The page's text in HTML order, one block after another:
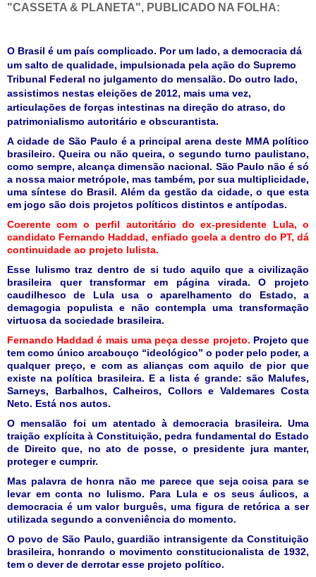
"CASSETA & PLANETA", PUBLICADO NA FOLHA:
O Brasil é um país complicado. Por um lado, a democracia dá
um salto de qualidade, impulsionada pela ação do Supremo
Tribunal Federal no julgamento do mensalão. Do outro lado,
assistimos nestas eleições de 2012, mais uma vez,
articulações de forças intestinas na direção do atraso, do
patrimonialismo autoritário e obscurantista.
A cidade de São Paulo é a principal arena deste MMA político
brasileiro. Queira ou não queira, o segundo turno paulistano,
como sempre, alcança dimensão nacional. São Paulo não é só
a nossa maior metrópole, mas também, por sua multiplicidade,
uma síntese do Brasil. Além da gestão da cidade, o que esta
em jogo são dois projetos políticos distintos e antípodas.
Coerente com o perfil autoritário do ex-presidente Lula, o
candidato Fernando Haddad, enfiado goela a dentro do PT, dá
continuidade ao projeto lulista.
Esse lulismo traz dentro de si tudo aquilo que a civilização
brasileira quer transformar em página virada. O projeto
caudilhesco de Lula usa o aparelhamento do Estado, a
demagogia populista e não contempla uma transformação
virtuosa da sociedade brasileira.
Fernando Haddad é mais uma peça desse projeto. Projeto que
tem como único arcabouço “ideológico” o poder pelo poder, a
qualquer preço, e com as alianças com aquilo de pior que
existe na política brasileira. E a lista é grande: são Malufes,
Sarneys, Barbalhos, Calheiros, Collors e Valdemares Costa
Neto. Está nos autos.
O mensalão foi um atentado à democracia brasileira. Uma
traição explícita à Constituição, pedra fundamental do Estado
de Direito que, no ato de posse, o presidente jura manter,
proteger e cumprir.
Mas palavra de honra não me parece que seja coisa para se
levar em conta no lulismo. Para Lula e os seus áulicos, a
democracia é um valor burguês, uma figura de retórica a ser
utilizada segundo a conveniência do momento.
O povo de São Paulo, guardião intransigente da Constituição
brasileira, honrando o movimento constitucionalista de 1932,
tem o dever de derrotar esse projeto político.